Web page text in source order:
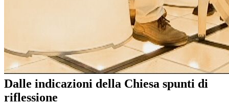
Dalle indicazioni della Chiesa spunti di
riflessione